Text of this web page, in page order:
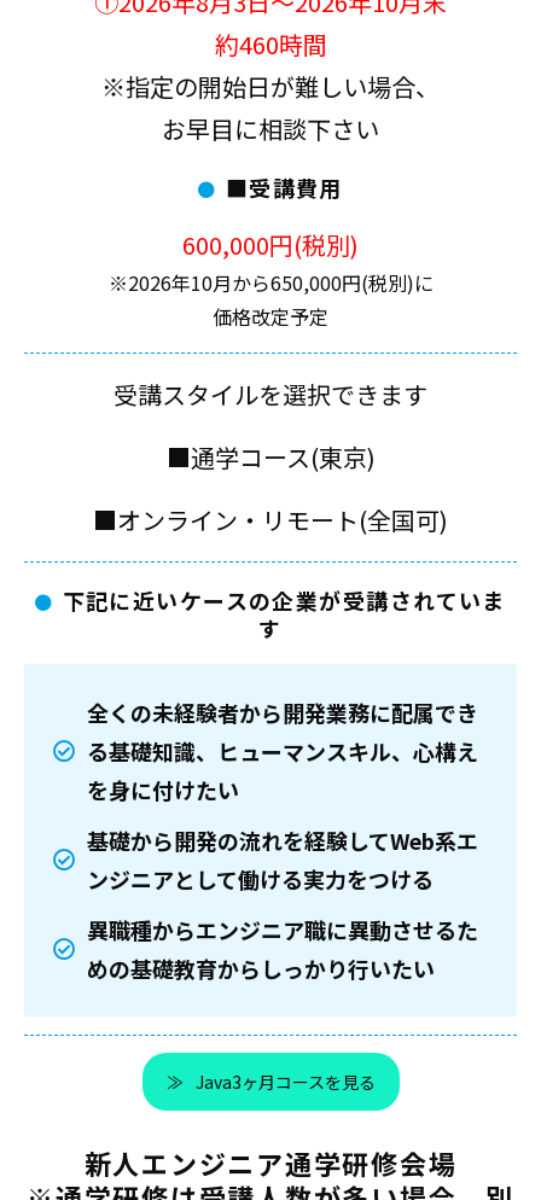
約460時間
※指定の開始日が難しい場合、
お早目に相談下さい
■受講費用
600,000円(税別)
※2026年10月から650,000円(税別)に
価格改定予定
受講スタイルを選択できます
■通学コース(東京)
■オンライン・リモート(全国可)
下記に近いケースの企業が受講されていま
す
全くの未経験者から開発業務に配属でき
る基礎知識、ヒューマンスキル、心構え
を身に付けたい
基礎から開発の流れを経験してWeb系エ
ンジニアとして働ける実力をつける
異職種からエンジニア職に異動させるた
めの基礎教育からしっかり行いたい
Java3ヶ月コースを見る
新人エンジニア通学研修会場